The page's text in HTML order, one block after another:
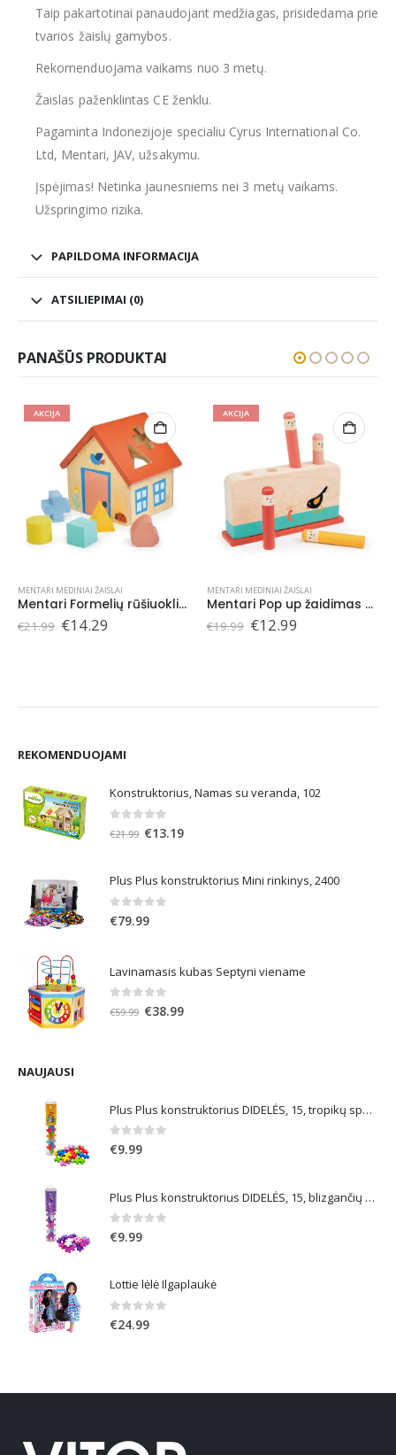
Taip pakartotinai panaudojant medžiagas, prisidedama prie
tvarios žaislų gamybos.
Rekomenduojama vaikams nuo 3 metų.
Žaislas paženklintas CE ženklu.
Pagaminta Indonezijoje specialiu Cyrus International Co.
Ltd, Mentari, JAV, užsakymu.
Įspėjimas! Netinka jaunesniems nei 3 metų vaikams.
Užspringimo rizika.
PAPILDOMA INFORMACIJA
ATSILIEPIMAI (0)
PANAŠŪS PRODUKTAI
Mentari Formelių rūšiuoklis, Namelis
MENTARI MEDINIAI ŽAISLAI
Mentari Pop up žaidimas ankstyvas Paukštelis
€19.99 Original
€ Current
AKCIJA
MENTARI MEDINIAI ŽAISLAI
€11.99 Original
€
REKOMENDUOJAMI
Konstruktorius, Namas su veranda, 102
out of 5
€21.99 Original
€21.99.
€13.19Current
€13.19.
Plus Plus konstruktorius Mini rinkinys, 2400
0out of 5
€79.99
Lavinamasis kubas Septyni viename
out of 5
€59.99 Original
€38.99Current
NAUJAUSI
Plus Plus konstruktorius DIDELĖS, 15, tropikų spalvos
0out of 5
€9.99
Plus Plus konstruktorius DIDELĖS, 15, blizgančių spalvų
0out of 5
€9.99
Lottie lėlė Ilgaplaukė
0out of 5
€24.99